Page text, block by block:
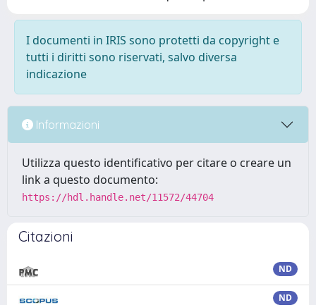
I documenti in IRIS sono protetti da copyright e
tutti i diritti sono riservati, salvo diversa
indicazione
Informazioni
Utilizza questo identificativo per citare o creare un
link a questo documento:
https://hdl.handle.net/11572/44704
Citazioni
ND
ND